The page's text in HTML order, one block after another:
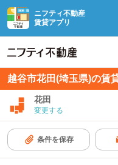
ニフティ不動産
賃貸アプリ
越谷市花田(埼玉県)の賃
花田
変更する
条件を保存